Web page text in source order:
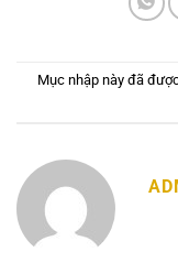
Mục nhập này đã